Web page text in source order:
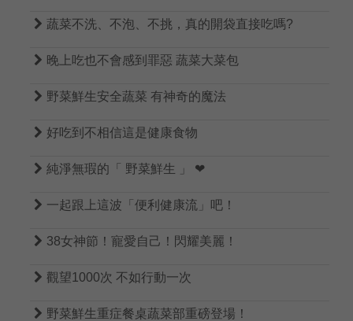
 蔬菜不洗、不泡、不挑，真的開袋直接吃嗎?
 晚上吃也不會感到罪惡 蔬菜大菜包
 野菜鮮生安全蔬菜 有神奇的魔法
 好吃到不相信這是健康食物
 純淨無瑕的「 野菜鮮生 」 ❤
 一起跟上這波「便利健康流」吧！
 38女神節！寵愛自己！閃耀美麗！
 觀望1000次 不如行動一次
 野菜鮮生重症餐桌蔬菜部重磅登場！